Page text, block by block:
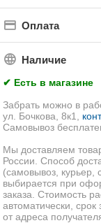
Оплата
Наличие
✔ Есть в магазине
Забрать можно в
ул. Бочкова, 8к1,
Самовывоз
Мы доставляем
России. Способ
(самовывоз, курьер,
выбирается при
заказа. Стоимость
автоматически, срок
от адреса